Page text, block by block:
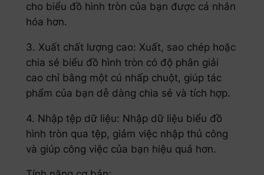
cho biểu đồ hình tròn của bạn được cá nhân
hóa hơn.
3. Xuất chất lượng cao: Xuất, sao chép hoặc
chia sẻ biểu đồ hình tròn có độ phân giải
cao chỉ bằng một cú nhấp chuột, giúp tác
phẩm của bạn dễ dàng chia sẻ và tích hợp.
4. Nhập tệp dữ liệu: Nhập dữ liệu biểu đồ
hình tròn qua tệp, giảm việc nhập thủ công
và giúp công việc của bạn hiệu quả hơn.